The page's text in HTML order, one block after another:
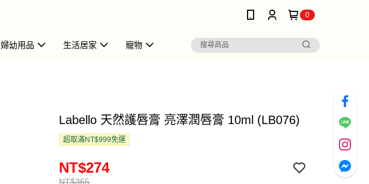
0
婦幼用品 生活居家 寵物
Labello 天然護唇膏 亮澤潤唇膏 10ml (LB076)
超取滿NT$999免運
NT$365
NT$274